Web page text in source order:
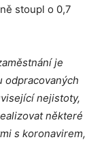
stoupl o 0,7
je
odpracovaných
nejistoty,
některé
s koronavirem,